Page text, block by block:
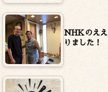
NHKのええ
りました！